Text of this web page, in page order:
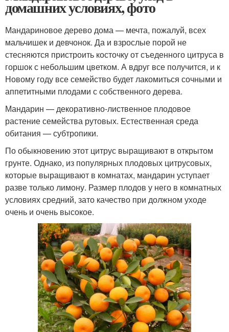
домашних условиях, фото
Мандариновое дерево дома — мечта, пожалуй, всех
мальчишек и девчонок. Да и взрослые порой не
стесняются пристроить косточку от съеденного цитруса в
горшок с небольшим цветком. А вдруг все получится, и к
Новому году все семейство будет лакомиться сочными и
аппетитными плодами с собственного дерева.
Мандарин — декоративно-лиственное плодовое
растение семейства рутовых. Естественная среда
обитания — субтропики.
По обыкновению этот цитрус выращивают в открытом
грунте. Однако, из популярных плодовых цитрусовых,
которые выращивают в комнатах, мандарин уступает
разве только лимону. Размер плодов у него в комнатных
условиях средний, зато качество при должном уходе
очень и очень высокое.